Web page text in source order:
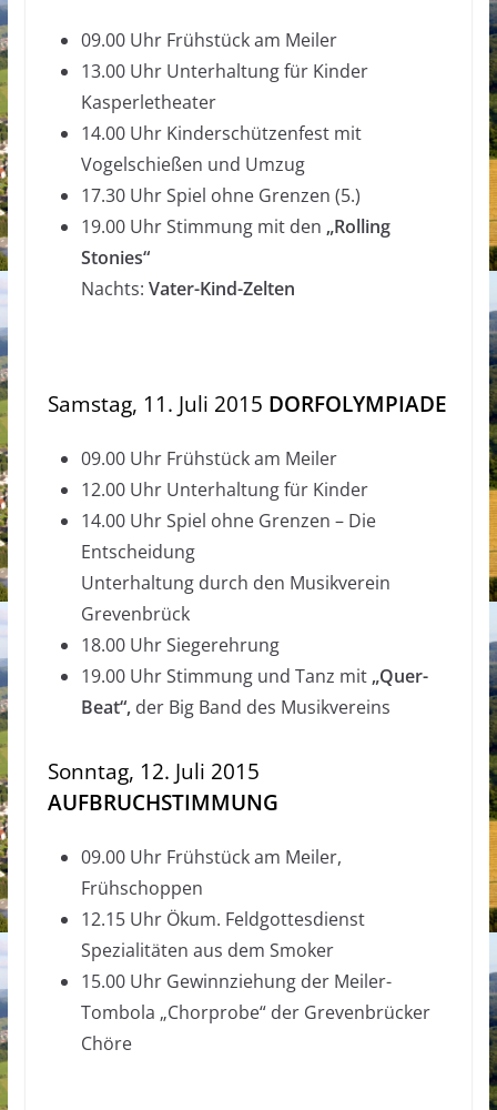
09.00 Uhr Frühstück am Meiler
13.00 Uhr Unterhaltung für Kinder
Kasperletheater
14.00 Uhr Kinderschützenfest mit
Vogelschießen und Umzug
17.30 Uhr Spiel ohne Grenzen (5.)
19.00 Uhr Stimmung mit den „Rolling
Stonies“
Nachts: Vater-Kind-Zelten
Samstag, 11. Juli 2015 DORFOLYMPIADE
09.00 Uhr Frühstück am Meiler
12.00 Uhr Unterhaltung für Kinder
14.00 Uhr Spiel ohne Grenzen – Die
Entscheidung
Unterhaltung durch den Musikverein
Grevenbrück
18.00 Uhr Siegerehrung
19.00 Uhr Stimmung und Tanz mit „Quer-
Beat“, der Big Band des Musikvereins
Sonntag, 12. Juli 2015
AUFBRUCHSTIMMUNG
09.00 Uhr Frühstück am Meiler,
Frühschoppen
12.15 Uhr Ökum. Feldgottesdienst
Spezialitäten aus dem Smoker
15.00 Uhr Gewinnziehung der Meiler-
Tombola „Chorprobe“ der Grevenbrücker
Chöre